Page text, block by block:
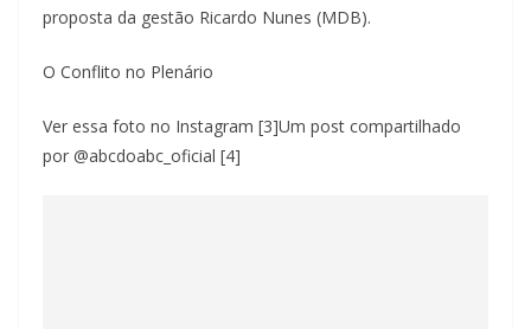
proposta da gestão Ricardo Nunes (MDB).
O Conflito no Plenário
Ver essa foto no Instagram [3]Um post compartilhado
por @abcdoabc_oficial [4]